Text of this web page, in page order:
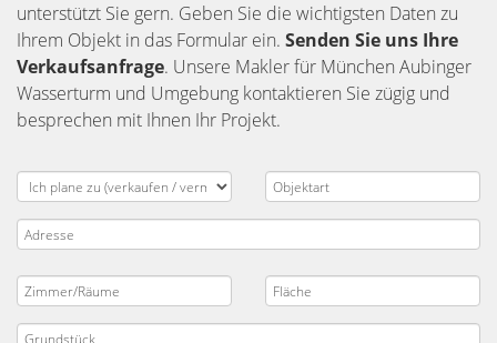
unterstützt Sie gern. Geben Sie die wichtigsten Daten zu
Ihrem Objekt in das Formular ein. Senden Sie uns Ihre
Verkaufsanfrage. Unsere Makler für München Aubinger
Wasserturm und Umgebung kontaktieren Sie zügig und
besprechen mit Ihnen Ihr Projekt.